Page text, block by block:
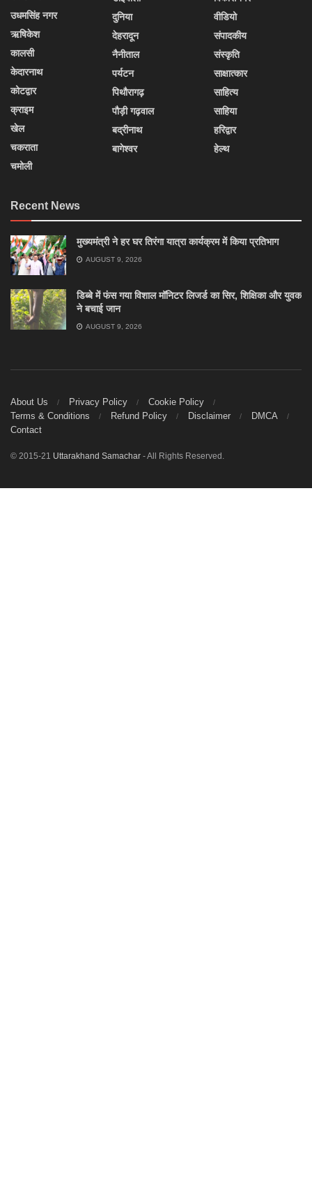
उधमसिंह नगर
ऋषिकेश
कालसी
केदारनाथ
कोटद्वार
क्राइम
खेल
चकराता
चमोली
दुनिया
देहरादून
नैनीताल
पर्यटन
पिथौरागढ़
पौड़ी गढ़वाल
बद्रीनाथ
बागेश्वर
वीडियो
संपादकीय
संस्कृति
साक्षात्कार
साहित्य
साहिया
हरिद्वार
हेल्थ
Recent News
मुख्यमंत्री ने हर घर तिरंगा यात्रा कार्यक्रम में किया प्रतिभाग
AUGUST 9, 2026
डिब्बे में फंस गया विशाल मॉनिटर लिजर्ड का सिर, शिक्षिका और युवक
ने बचाई जान
AUGUST 9, 2026
About Us Privacy Policy
Cookie Policy
Terms & Conditions
Refund Policy Disclaimer
DMCA
Contact
© 2015-21 Uttarakhand Samachar - All Rights Reserved.